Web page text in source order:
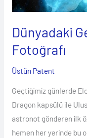
Dünyadaki
Fotoğrafı
Üstün Patent
Geçtiğimiz günlerde
Dragon kapsülü ile
astronot gönderen ilk
hemen her yerinde bu